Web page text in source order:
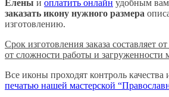
Елены и оплатить онлайн удобным
заказать икону нужного размера
изготовлению.
Срок изготовления заказа составляет
от сложности работы и загруженности
Все иконы проходят контроль качества
печатью нашей мастерской